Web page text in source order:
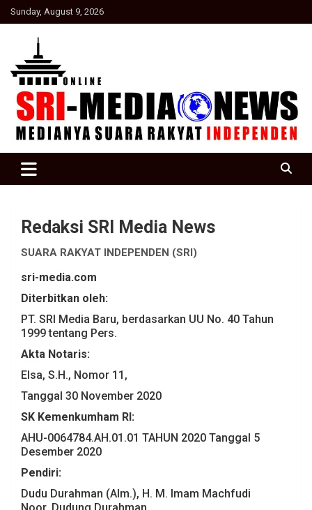
Skip
to
Sunday, August 9, 2026
SRI Media news
Redaksi SRI Media News
SUARA RAKYAT INDEPENDEN (SRI)
sri-media.com
Diterbitkan oleh:
PT. SRI Media Baru, berdasarkan UU No. 40 Tahun
1999 tentang Pers.
Akta Notaris:
Elsa, S.H., Nomor 11,
Tanggal 30 November 2020
SK Kemenkumham RI:
AHU-0064784.AH.01.01 TAHUN 2020 Tanggal 5
Desember 2020
Pendiri:
Dudu Durahman (Alm.), H. M. Imam Machfudi